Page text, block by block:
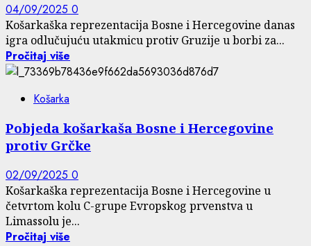
04/09/2025 0
Košarkaška reprezentacija Bosne i Hercegovine danas
igra odlučujuću utakmicu protiv Gruzije u borbi za...
Pročitaj više
Košarka
Pobjeda košarkaša Bosne i Hercegovine
protiv Grčke
02/09/2025 0
Košarkaška reprezentacija Bosne i Hercegovine u
četvrtom kolu C-grupe Evropskog prvenstva u
Limassolu je...
Pročitaj više